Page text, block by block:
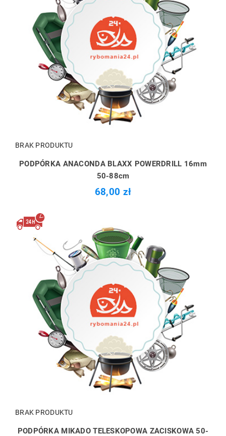
BRAK PRODUKTU
PODPÓRKA ANACONDA BLAXX POWERDRILL 16mm
50-88cm
68,00 zł
BRAK PRODUKTU
PODPÓRKA MIKADO TELESKOPOWA ZACISKOWA 50-